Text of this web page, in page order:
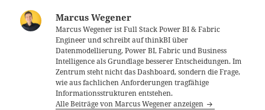
Marcus Wegener
Marcus Wegener ist Full Stack Power BI & Fabric
Engineer und schreibt auf thinkBI über
Datenmodellierung, Power BI, Fabric und Business
Intelligence als Grundlage besserer Entscheidungen. Im
Zentrum steht nicht das Dashboard, sondern die Frage,
wie aus fachlichen Anforderungen tragfähige
Informationsstrukturen entstehen.
Alle Beiträge von Marcus Wegener anzeigen